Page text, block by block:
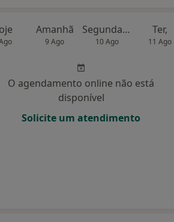
Amanhã
9 Ago
Segunda-feira
10 Ago
Ter,
11 Ago
O agendamento online não está
disponível
Solicite um atendimento